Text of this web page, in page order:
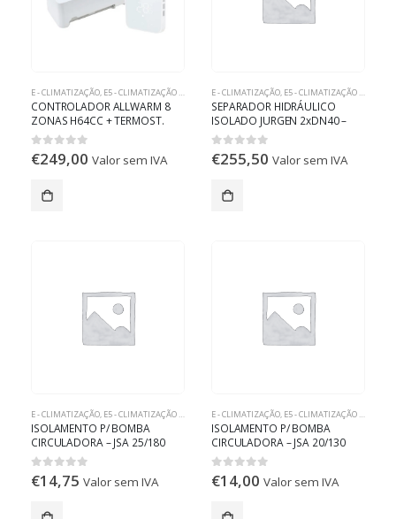
E - CLIMATIZAÇÃO, E5 - CLIMATIZAÇÃO RADIANTE
CONTROLADOR ALLWARM 8
ZONAS H64CC + TERMOST.
MASTER H64-MT WiFi
0out of 5
€249,00 Valor sem IVA
E - CLIMATIZAÇÃO, E5 - CLIMATIZAÇÃO RADIANTE
SEPARADOR HIDRÁULICO
ISOLADO JURGEN 2xDN40 –
2xDN32
0out of 5
€255,50 Valor sem IVA
E - CLIMATIZAÇÃO, E5 - CLIMATIZAÇÃO RADIANTE
ISOLAMENTO P/ BOMBA
CIRCULADORA – JSA 25/180
0out of 5
€14,75 Valor sem IVA
E - CLIMATIZAÇÃO, E5 - CLIMATIZAÇÃO RADIANTE
ISOLAMENTO P/ BOMBA
CIRCULADORA – JSA 20/130
0out of 5
€14,00 Valor sem IVA